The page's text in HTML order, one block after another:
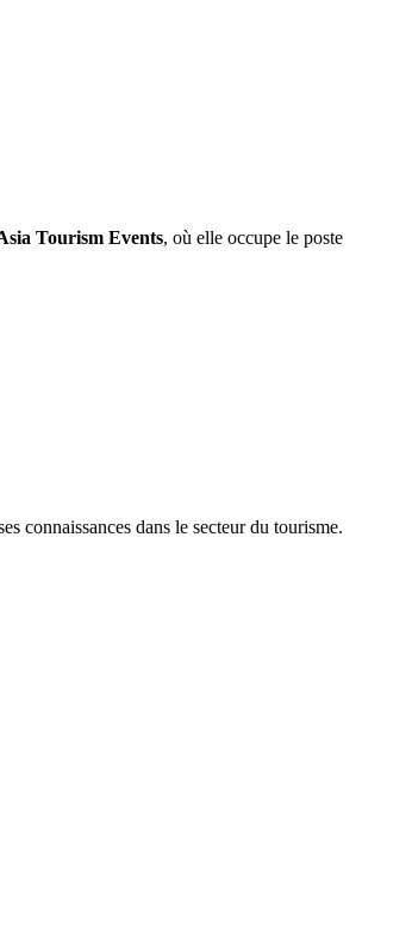
Tourism Events, où elle occupe le poste
connaissances dans le secteur du tourisme.